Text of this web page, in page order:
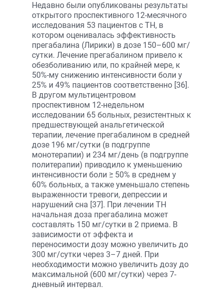
Недавно были опубликованы результаты
открытого проспективного 12-месячного
исследования 53 пациентов с ТН, в
котором оценивалась эффективность
прегабалина (Лирики) в дозе 150–600 мг/
сутки. Лечение прегабалином привело к
обезболиванию или, по крайней мере, к
50%-му снижению интенсивности боли у
25% и 49% пациентов соответственно [36].
В другом мультицентровом
проспективном 12-недельном
исследовании 65 больных, резистентных к
предшествующей анальгетической
терапии, лечение прегабалином в средней
дозе 196 мг/сутки (в подгруппе
монотерапии) и 234 мг/день (в подгруппе
политерапии) приводило к уменьшению
интенсивности боли ≥ 50% в среднем у
60% больных, а также уменьшало степень
выраженности тревоги, депрессии и
нарушений сна [37]. При лечении ТН
начальная доза прегабалина может
составлять 150 мг/сутки в 2 приема. В
зависимости от эффекта и
переносимости дозу можно увеличить до
300 мг/сутки через 3–7 дней. При
необходимости можно увеличить дозу до
максимальной (600 мг/сутки) через 7-
дневный интервал.